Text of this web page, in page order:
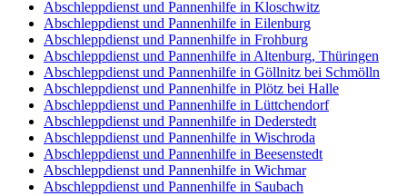
Abschleppdienst und Pannenhilfe in Kloschwitz
Abschleppdienst und Pannenhilfe in Eilenburg
Abschleppdienst und Pannenhilfe in Frohburg
Abschleppdienst und Pannenhilfe in Altenburg, Thüringen
Abschleppdienst und Pannenhilfe in Göllnitz bei Schmölln
Abschleppdienst und Pannenhilfe in Plötz bei Halle
Abschleppdienst und Pannenhilfe in Lüttchendorf
Abschleppdienst und Pannenhilfe in Dederstedt
Abschleppdienst und Pannenhilfe in Wischroda
Abschleppdienst und Pannenhilfe in Beesenstedt
Abschleppdienst und Pannenhilfe in Wichmar
Abschleppdienst und Pannenhilfe in Saubach